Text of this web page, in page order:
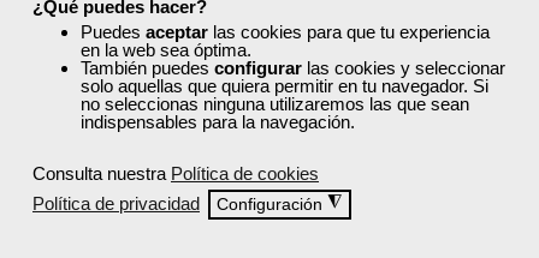
¿Qué puedes hacer?
Puedes aceptar las cookies para que tu experiencia
en la web sea óptima.
También puedes configurar las cookies y seleccionar
solo aquellas que quiera permitir en tu navegador. Si
no seleccionas ninguna utilizaremos las que sean
indispensables para la navegación.
Consulta nuestra Política de cookies
Política de privacidad
Configuración ◮
Recordarme
Iniciar sesión